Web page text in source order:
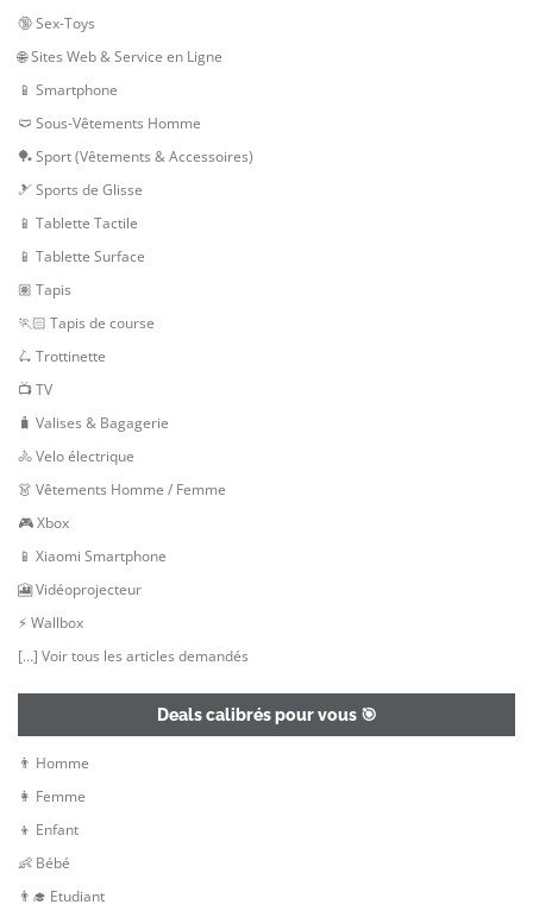
🔞 Sex-Toys
🌐 Sites Web & Service en Ligne
📱 Smartphone
🩲 Sous-Vêtements Homme
🏓 Sport (Vêtements & Accessoires)
🎿 Sports de Glisse
📱 Tablette Tactile
📱 Tablette Surface
🏽 Tapis
🏃🏻 Tapis de course
🛴 Trottinette
📺 TV
🧳 Valises & Bagagerie
🚴 Velo électrique
👗 Vêtements Homme / Femme
🎮 Xbox
📱 Xiaomi Smartphone
🎦 Vidéoprojecteur
⚡ Wallbox
[…] Voir tous les articles demandés
Deals calibrés pour vous 🎯
👨 Homme
👩 Femme
👦 Enfant
👶 Bébé
👨‍🎓 Etudiant